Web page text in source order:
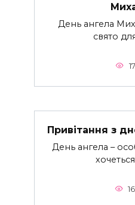
День ангела
свято
Привітання з
День ангела –